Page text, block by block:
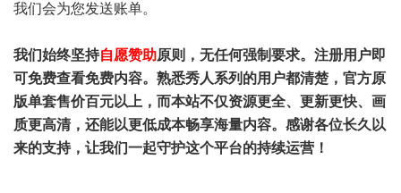
我们会为您发送账单。
我们始终坚持自愿赞助原则，无任何强制要求。注册用户即
可免费查看免费内容。熟悉秀人系列的用户都清楚，官方原
版单套售价百元以上，而本站不仅资源更全、更新更快、画
质更高清，还能以更低成本畅享海量内容。感谢各位长久以
来的支持，让我们一起守护这个平台的持续运营！